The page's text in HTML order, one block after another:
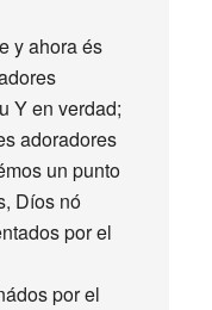
y ahora és
Y en verdad;
adoradores
un punto
Díos nó
por el
por el